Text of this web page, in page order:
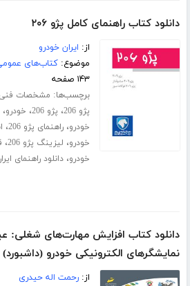
دانلود کتاب راهنمای کامل پژو ۲۰۶
از: ایران خودرو
موضوع:کتاب‌های
۱۴۳ صفحه
برچسب‌ها: مشخصات فنی
پژو 206
، پژو 206 ، خودرو،
خودرو،راهنمای پژو 206 ،
خودرو، لیزینگ پژو 206 ،
خودرو،دانلود راهنمای
دانلود کتاب افزایش مهارت‌های شغلی:
نمایشگرهای الکترونیکی خودرو (داشبورد)
از:رحمت اله حیدری